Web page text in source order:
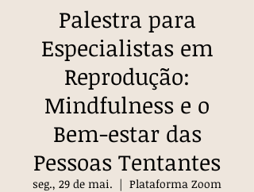
Palestra para
Especialistas em
Reprodução:
Mindfulness e o
Bem-estar das
Pessoas Tentantes
seg., 29 de mai.
  |
Plataforma Zoom